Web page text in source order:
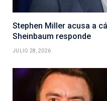
Stephen Miller acusa a
Sheinbaum responde
JULIO 28, 2026